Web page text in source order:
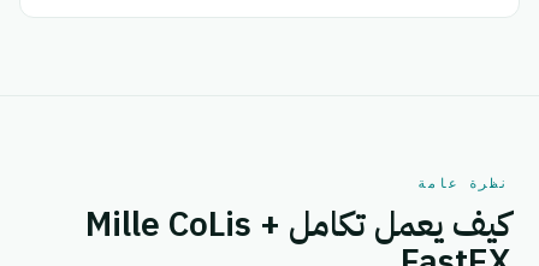
نظرة عامة
كيف يعمل تكامل Mille CoLis +